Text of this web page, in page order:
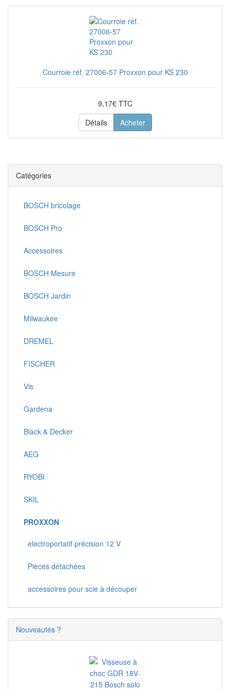
Courroie réf. 27006-57 Proxxon pour KS 230
9,17€ TTC
Détails
Acheter
Catégories
BOSCH bricolage
BOSCH Pro
Accessoires
BOSCH Mesure
BOSCH Jardin
Milwaukee
DREMEL
FISCHER
Vis
Gardena
Black & Decker
AEG
RYOBI
SKIL
PROXXON
electroportatif précision 12 V
Pièces détachées
accessoires pour scie à découper
Nouveautés ?